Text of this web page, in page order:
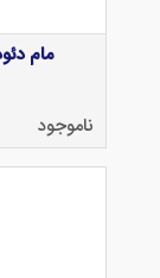
مام
ناموجود